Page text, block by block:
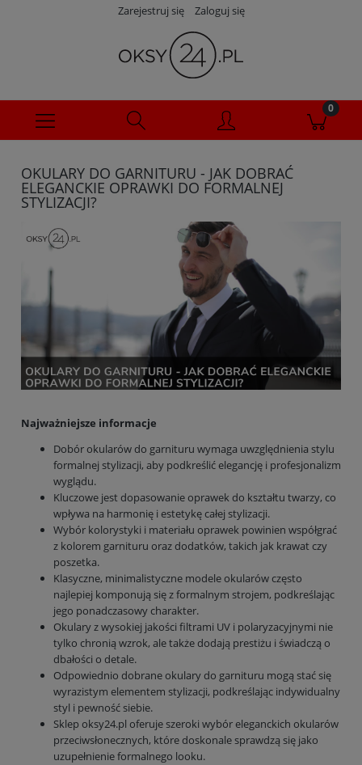
Zarejestruj się Zaloguj się
OKULARY DO GARNITURU - JAK DOBRAĆ
ELEGANCKIE OPRAWKI DO FORMALNEJ
STYLIZACJI?
Najważniejsze informacje
Dobór okularów do garnituru wymaga uwzględnienia stylu
formalnej stylizacji, aby podkreślić elegancję i profesjonalizm
wyglądu.
Kluczowe jest dopasowanie oprawek do kształtu twarzy, co
wpływa na harmonię i estetykę całej stylizacji.
Wybór kolorystyki i materiału oprawek powinien współgrać
z kolorem garnituru oraz dodatków, takich jak krawat czy
poszetka.
Klasyczne, minimalistyczne modele okularów często
najlepiej komponują się z formalnym strojem, podkreślając
jego ponadczasowy charakter.
Okulary z wysokiej jakości filtrami UV i polaryzacyjnymi nie
tylko chronią wzrok, ale także dodają prestiżu i świadczą o
dbałości o detale.
Odpowiednio dobrane okulary do garnituru mogą stać się
wyrazistym elementem stylizacji, podkreślając indywidualny
styl i pewność siebie.
Sklep oksy24.pl oferuje szeroki wybór eleganckich okularów
przeciwsłonecznych, które doskonale sprawdzą się jako
uzupełnienie formalnego looku.